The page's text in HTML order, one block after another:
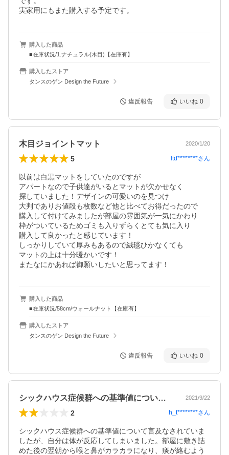
実家用にもまた購入する予定です。
購入した商品
■在庫状況/1.ナチュラル(木目)【在庫有】
購入したストア
タンスのゲン Design the Future
違反報告 いいね 0
木目ジョイントマット 2020/1/20
5 ltd********さん
以前は白黒マットをしていたのですが
アパートなので子供達がいるとマットが欠かせなく
探していました！デザインの可愛いのを見つけ
大判でありお値段も枚数など他と比べてお得だったので
購入して付けてみましたが部屋の雰囲気が一気にかわり
枠がついているためゴミも入りずらくとても気に入り
購入して良かったと感じています！
しっかりしていて厚みもあるので絨毯ひかなくても
マットの上は十分暖かいです！
またなにかあれば御願いしたいと思ってます！
購入した商品
■在庫状況/58cm/ウォールナット【在庫有】
購入したストア
タンスのゲン Design the Future
違反報告 いいね 0
シックハウス症候群への基準値について言… 2021/9/22
2 h_t********さん
シックハウス症候群への基準値について言及なされていま
したが、自分は体が反応してしまいました。部屋に敷き詰
めた後の翌朝から喉と鼻がカラカラになり、痰が絡むよう